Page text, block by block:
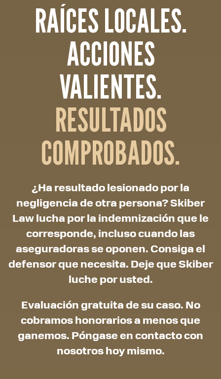
RAÍCES LOCALES.
ACCIONES
VALIENTES.
RESULTADOS
COMPROBADOS.
¿Ha resultado lesionado por la
negligencia de otra persona? Skiber
Law lucha por la indemnización que le
corresponde, incluso cuando las
aseguradoras se oponen. Consiga el
defensor que necesita. Deje que Skiber
luche por usted.
Evaluación gratuita de su caso. No
cobramos honorarios a menos que
ganemos. Póngase en contacto con
nosotros hoy mismo.